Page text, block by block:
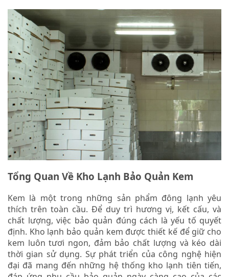
Tổng Quan Về Kho Lạnh Bảo Quản Kem
Kem là một trong những sản phẩm đông lạnh yêu
thích trên toàn cầu. Để duy trì hương vị, kết cấu, và
chất lượng, việc bảo quản đúng cách là yếu tố quyết
định. Kho lạnh bảo quản kem được thiết kế để giữ cho
kem luôn tươi ngon, đảm bảo chất lượng và kéo dài
thời gian sử dụng. Sự phát triển của công nghệ hiện
đại đã mang đến những hệ thống kho lạnh tiên tiến,